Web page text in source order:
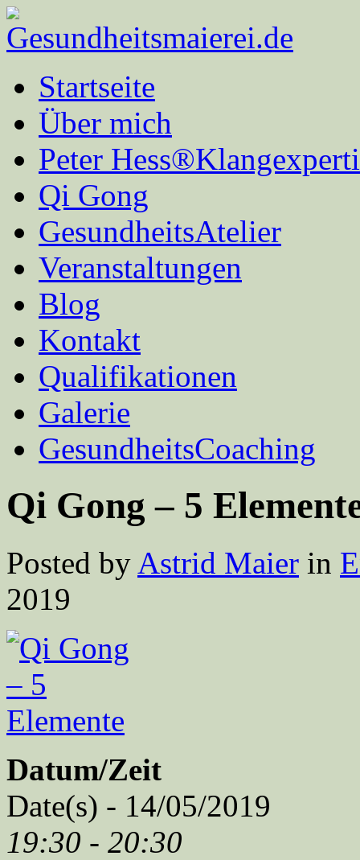
Startseite
Über mich
Peter
Qi Gong
GesundheitsAtelier
Veranstaltungen
Blog
Kontakt
Qualifikationen
Galerie
GesundheitsCoaching
Qi Gong – 5
Posted by Astrid Maier in
2019
Datum/Zeit
Date(s) - 14/05/2019
19:30 - 20:30